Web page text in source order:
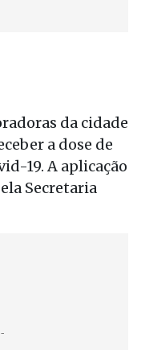
da cidade
a dose de
19. A aplicação
Secretaria